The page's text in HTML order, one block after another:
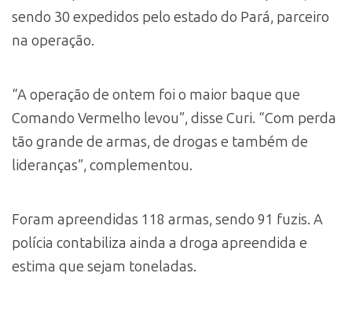
sendo 30 expedidos pelo estado do Pará, parceiro
na operação.
“A operação de ontem foi o maior baque que
Comando Vermelho levou”, disse Curi. “Com perda
tão grande de armas, de drogas e também de
lideranças”, complementou.
Foram apreendidas 118 armas, sendo 91 fuzis. A
polícia contabiliza ainda a droga apreendida e
estima que sejam toneladas.